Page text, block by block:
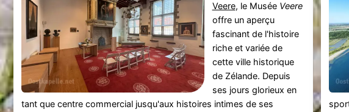
Veere, le Musée Veere
offre un aperçu
fascinant de l'histoire
riche et variée de
cette ville historique
de Zélande. Depuis
ses jours glorieux en
tant que centre commercial jusqu'aux histoires intimes de ses